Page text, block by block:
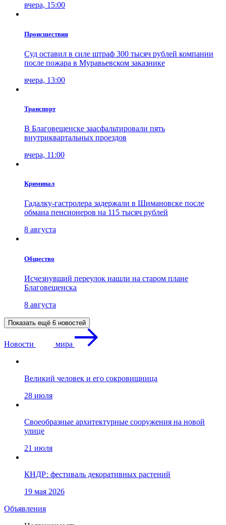
вчера, 15:00
Проиcшествия
Суд оставил в силе штраф 300 тысяч рублей компании
после пожара в Муравьевском заказнике
вчера, 13:00
Транспорт
В Благовещенске заасфальтировали пять
внутриквартальных проездов
вчера, 11:00
Криминал
Гадалку-гастролера задержали в Шимановске после
обмана пенсионеров на 115 тысяч рублей
8 августа
Общество
Исчезнувший переулок нашли на старом плане
Благовещенска
8 августа
Показать ещё 6 новостей
Новости мира
Великий человек и его сокровищница
28 июля
Своеобразные архитектурные сооружения на новой
улице
21 июля
КНДР: фестиваль декоративных растений
19 мая 2026
Объявления